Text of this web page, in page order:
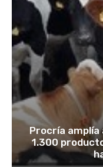
Procría
1.300